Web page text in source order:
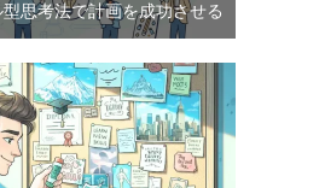
思考法で計画を成功させる